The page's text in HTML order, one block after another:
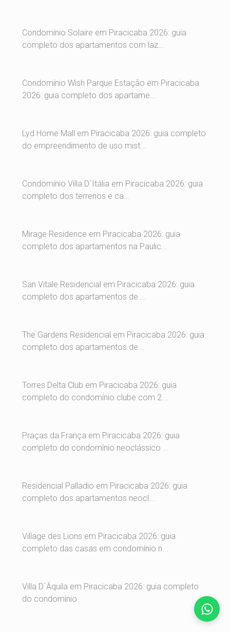
Condomínio Solaire em Piracicaba 2026: guia
completo dos apartamentos com laz...
Condomínio Wish Parque Estação em Piracicaba
2026: guia completo dos apartame...
Lyd Home Mall em Piracicaba 2026: guia completo
do empreendimento de uso mist...
Condomínio Villa D`Itália em Piracicaba 2026: guia
completo dos terrenos e ca...
Mirage Residence em Piracicaba 2026: guia
completo dos apartamentos na Paulic...
San Vitale Residencial em Piracicaba 2026: guia
completo dos apartamentos de ...
The Gardens Residencial em Piracicaba 2026: guia
completo dos apartamentos de...
Torres Delta Club em Piracicaba 2026: guia
completo do condomínio clube com 2...
Praças da França em Piracicaba 2026: guia
completo do condomínio neoclássico ...
Residencial Palladio em Piracicaba 2026: guia
completo dos apartamentos neocl...
Village des Lions em Piracicaba 2026: guia
completo das casas em condomínio n...
Villa D`Áquila em Piracicaba 2026: guia completo
do condomínio